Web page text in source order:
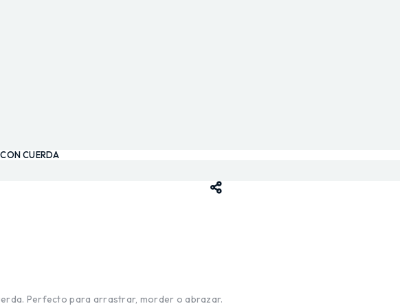
CUERDA
Perfecto para arrastrar, morder o abrazar.